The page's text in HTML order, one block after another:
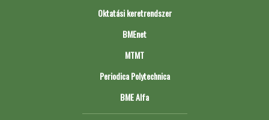
Oktatási keretrendszer
BMEnet
MTMT
Periodica Polytechnica
BME Alfa